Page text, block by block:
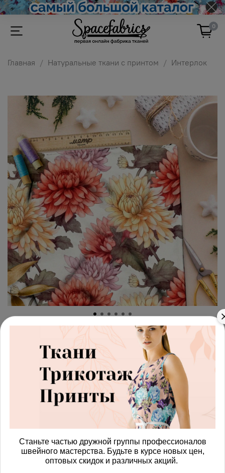
0
Главная Натуральные ткани с принтом Интерлок
(0) арт.42871747_interlok
Ткань премиум интерлок
золотая хризантема
Получить доступ к оптовым ценам
900.00 руб
В корзину
Изменить масштаб
Станьте частью дружной группы профессионалов
швейного мастерства. Будьте в курсе новых цен,
оптовых скидок и различных акций.